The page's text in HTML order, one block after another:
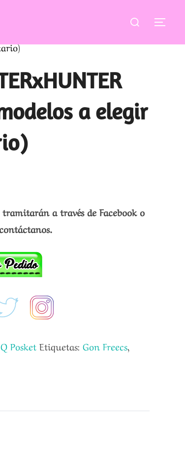
Buscar:
a elegir
a través de Facebook o
Q Posket Etiquetas: Gon Freecs,